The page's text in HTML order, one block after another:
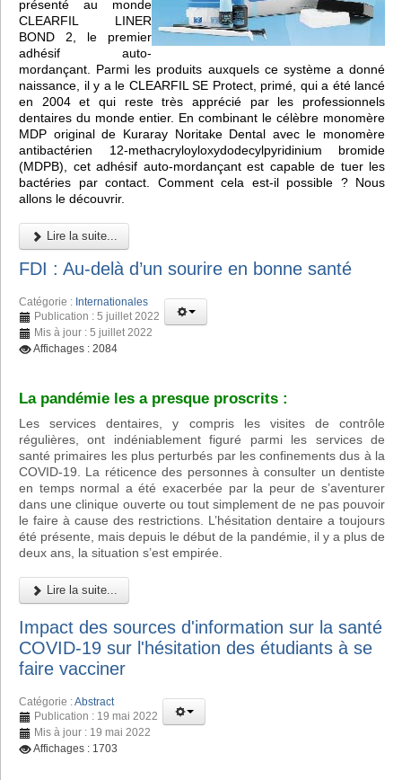
présenté au monde
CLEARFIL LINER
BOND 2, le premier
adhésif auto-
mordançant. Parmi les produits auxquels ce système a donné
naissance, il y a le CLEARFIL SE Protect, primé, qui a été lancé
en 2004 et qui reste très apprécié par les professionnels
dentaires du monde entier. En combinant le célèbre monomère
MDP original de Kuraray Noritake Dental avec le monomère
antibactérien 12-methacryloyloxydodecylpyridinium bromide
(MDPB), cet adhésif auto-mordançant est capable de tuer les
bactéries par contact. Comment cela est-il possible ? Nous
allons le découvrir.
Lire la suite...
FDI : Au-delà d’un sourire en bonne santé
Catégorie : Internationales
Publication : 5 juillet 2022
Mis à jour : 5 juillet 2022
Affichages : 2084
La pandémie les a presque proscrits :
Les services dentaires, y compris les visites de contrôle
régulières, ont indéniablement figuré parmi les services de
santé primaires les plus perturbés par les confinements dus à la
COVID-19. La réticence des personnes à consulter un dentiste
en temps normal a été exacerbée par la peur de s’aventurer
dans une clinique ouverte ou tout simplement de ne pas pouvoir
le faire à cause des restrictions. L’hésitation dentaire a toujours
été présente, mais depuis le début de la pandémie, il y a plus de
deux ans, la situation s’est empirée.
Lire la suite...
Impact des sources d'information sur la santé
COVID-19 sur l'hésitation des étudiants à se
faire vacciner
Catégorie :Abstract
Publication : 19 mai 2022
Mis à jour : 19 mai 2022
Affichages : 1703